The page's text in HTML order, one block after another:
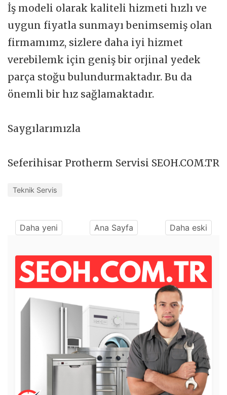
İş modeli olarak kaliteli hizmeti hızlı ve
uygun fiyatla sunmayı benimsemiş olan
firmamımz, sizlere daha iyi hizmet
verebilemk için geniş bir orjinal yedek
parça stoğu bulundurmaktadır. Bu da
önemli bir hız sağlamaktadır.
Saygılarımızla
Seferihisar Protherm Servisi SEOH.COM.TR
Teknik Servis
Daha yeni Ana Sayfa Daha eski